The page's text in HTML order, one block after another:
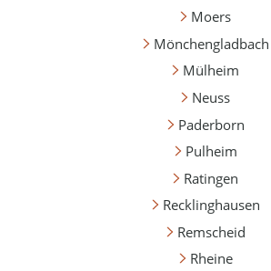
Moers
Mönchengladbach
Mülheim
Neuss
Paderborn
Pulheim
Ratingen
Recklinghausen
Remscheid
Rheine